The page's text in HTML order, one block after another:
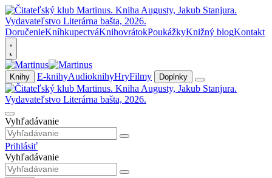
DoručenieKníhkupectváKnihovrátokPoukážkyKnižný blogKontakt
Knihy E-knihyAudioknihyHryFilmy Doplnky
Vyhľadávanie
Prihlásiť
Vyhľadávanie